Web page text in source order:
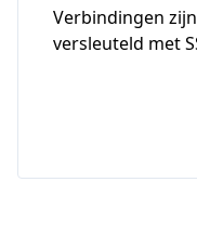
Verbindingen zijn
versleuteld met